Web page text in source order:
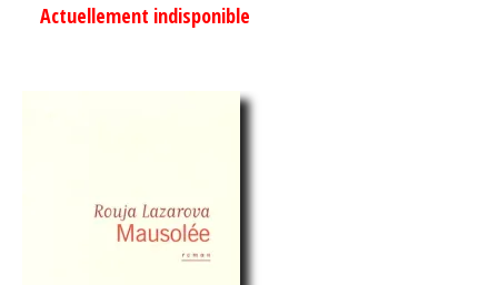
Actuellement indisponible